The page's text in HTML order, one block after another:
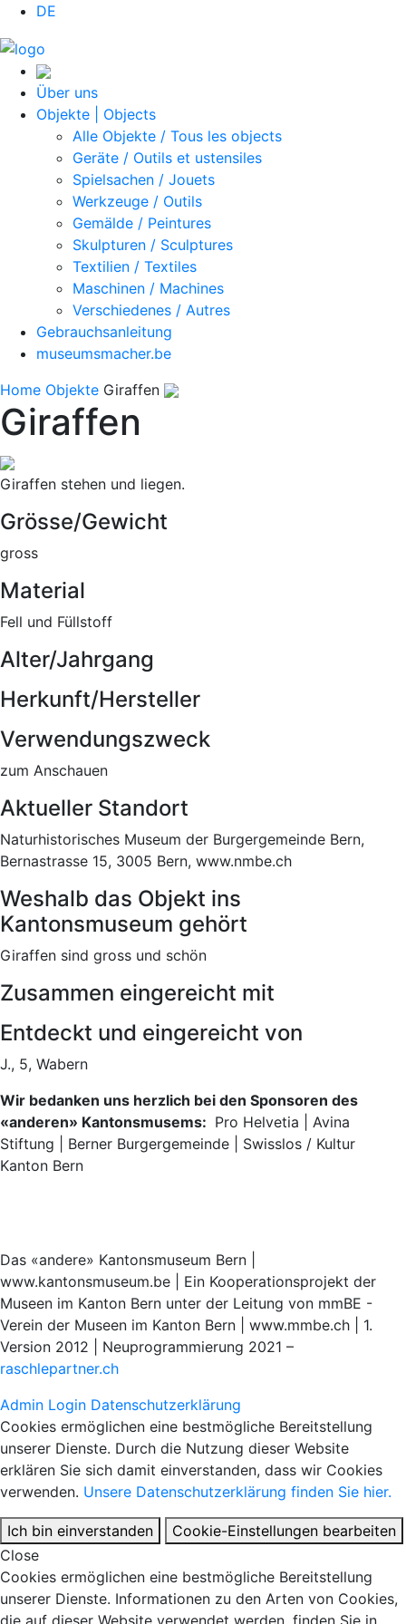
DE
Über uns
Objekte | Objects
Alle Objekte / Tous les objects
Geräte / Outils et ustensiles
Spielsachen / Jouets
Werkzeuge / Outils
Gemälde / Peintures
Skulpturen / Sculptures
Textilien / Textiles
Maschinen / Machines
Verschiedenes / Autres
Gebrauchsanleitung
museumsmacher.be
Home Objekte Giraffen
Giraffen
Giraffen stehen und liegen.
Grösse/Gewicht
gross
Material
Fell und Füllstoff
Alter/Jahrgang
Herkunft/Hersteller
Verwendungszweck
zum Anschauen
Aktueller Standort
Naturhistorisches Museum der Burgergemeinde Bern,
Bernastrasse 15, 3005 Bern, www.nmbe.ch
Weshalb das Objekt ins
Kantonsmuseum gehört
Giraffen sind gross und schön
Zusammen eingereicht mit
Entdeckt und eingereicht von
J., 5, Wabern
Wir bedanken uns herzlich bei den Sponsoren des
«anderen» Kantonsmusems: Pro Helvetia | Avina
Stiftung | Berner Burgergemeinde | Swisslos / Kultur
Kanton Bern
Das «andere» Kantonsmuseum Bern |
www.kantonsmuseum.be | Ein Kooperationsprojekt der
Museen im Kanton Bern unter der Leitung von mmBE -
Verein der Museen im Kanton Bern | www.mmbe.ch | 1.
Version 2012 | Neuprogrammierung 2021 –
raschlepartner.ch
Admin Login Datenschutzerklärung
Cookies ermöglichen eine bestmögliche Bereitstellung
unserer Dienste. Durch die Nutzung dieser Website
erklären Sie sich damit einverstanden, dass wir Cookies
verwenden. Unsere Datenschutzerklärung finden Sie hier.
Ich bin einverstanden
Cookie-Einstellungen bearbeiten
Close
Cookies ermöglichen eine bestmögliche Bereitstellung
unserer Dienste. Informationen zu den Arten von Cookies,
die auf dieser Website verwendet werden, finden Sie in